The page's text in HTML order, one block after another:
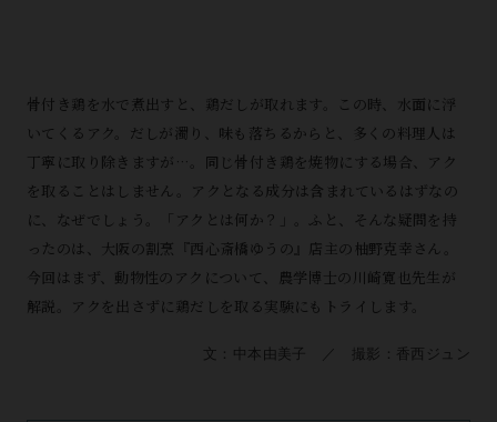
骨付き鶏を水で煮出すと、鶏だしが取れます。この時、水面に浮
いてくるアク。だしが濁り、味も落ちるからと、多くの料理人は
丁寧に取り除きますが…。同じ骨付き鶏を焼物にする場合、アク
を取ることはしません。アクとなる成分は含まれているはずなの
に、なぜでしょう。「アクとは何か？」。ふと、そんな疑問を持
ったのは、大阪の割烹『西心斎橋ゆうの』店主の柚野克幸さん。
今回はまず、動物性のアクについて、農学博士の川崎寛也先生が
解説。アクを出さずに鶏だしを取る実験にもトライします。
文：中本由美子 ／ 撮影：香西ジュン